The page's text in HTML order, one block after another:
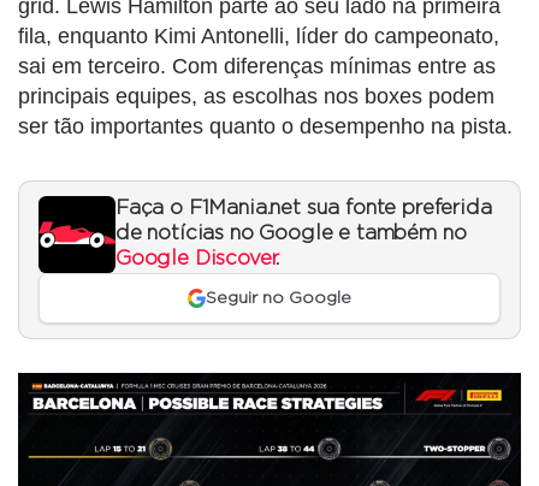
grid. Lewis Hamilton parte ao seu lado na primeira
fila, enquanto Kimi Antonelli, líder do campeonato,
sai em terceiro. Com diferenças mínimas entre as
principais equipes, as escolhas nos boxes podem
ser tão importantes quanto o desempenho na pista.
Faça o F1Mania.net sua fonte preferida
de notícias no Google e também no
Google Discover.
Seguir no Google